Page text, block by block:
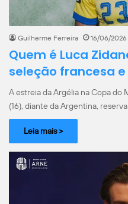
Guilherme Ferreira 16/06/2026
Quem é Luca
seleção francesa
A estreia da Argélia na Copa
(16), diante da Argentina,
Leia mais >